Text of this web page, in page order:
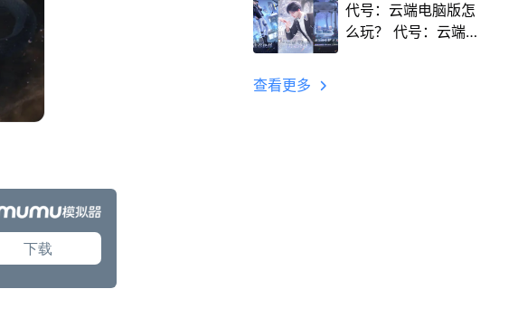
代号：云端电脑版怎
么玩？ 代号：云端性
查看更多